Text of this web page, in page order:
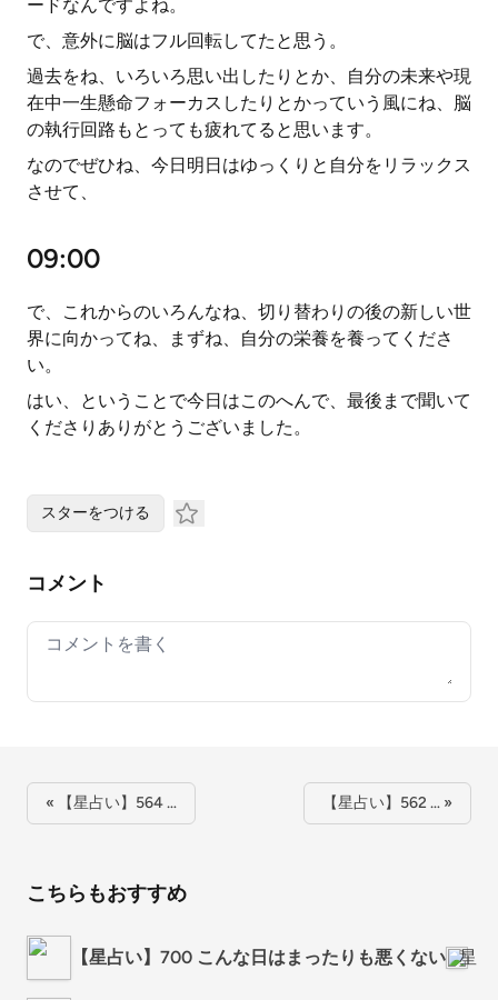
ードなんですよね。
で、意外に脳はフル回転してたと思う。
過去をね、いろいろ思い出したりとか、自分の未来や現
在中一生懸命フォーカスしたりとかっていう風にね、脳
の執行回路もとっても疲れてると思います。
なのでぜひね、今日明日はゆっくりと自分をリラックス
させて、
09:00
で、これからのいろんなね、切り替わりの後の新しい世
界に向かってね、まずね、自分の栄養を養ってくださ
い。
はい、ということで今日はこのへんで、最後まで聞いて
くださりありがとうございました。
スターをつける
コメント
Your comment
« 【星占い】564 … 【星占い】562 … »
こちらもおすすめ
【星占い】700 こんな日はまったりも悪くない 星